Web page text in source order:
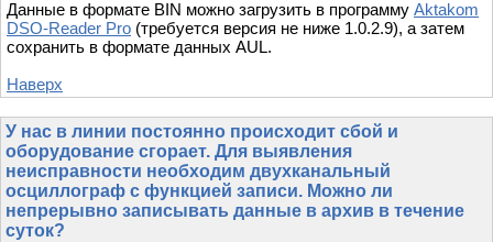
Данные в формате BIN можно загрузить в программу Aktakom
DSO-Reader Pro (требуется версия не ниже 1.0.2.9), а затем
сохранить в формате данных AUL.
Наверх
У нас в линии постоянно происходит сбой и
оборудование сгорает. Для выявления
неисправности необходим двухканальный
осциллограф с функцией записи. Можно ли
непрерывно записывать данные в архив в течение
суток?